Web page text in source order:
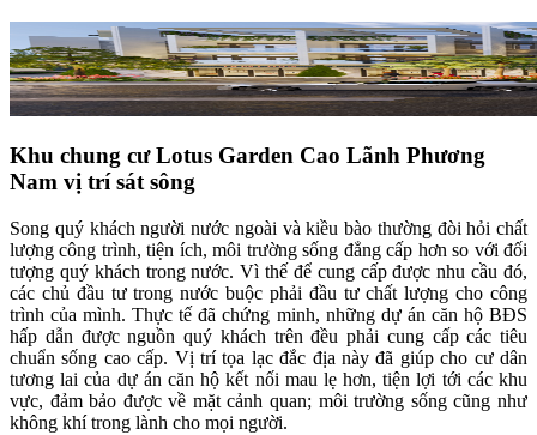
Khu chung cư Lotus Garden Cao Lãnh Phương
Nam vị trí sát sông
Song quý khách người nước ngoài và kiều bào thường đòi hỏi chất
lượng công trình, tiện ích, môi trường sống đẳng cấp hơn so với đối
tượng quý khách trong nước. Vì thế để cung cấp được nhu cầu đó,
các chủ đầu tư trong nước buộc phải đầu tư chất lượng cho công
trình của mình. Thực tế đã chứng minh, những dự án căn hộ BĐS
hấp dẫn được nguồn quý khách trên đều phải cung cấp các tiêu
chuẩn sống cao cấp. Vị trí tọa lạc đắc địa này đã giúp cho cư dân
tương lai của dự án căn hộ kết nối mau lẹ hơn, tiện lợi tới các khu
vực, đảm bảo được về mặt cảnh quan; môi trường sống cũng như
không khí trong lành cho mọi người.